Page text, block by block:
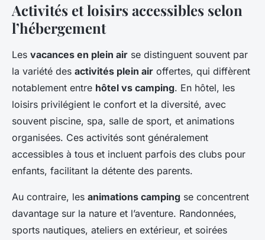
Activités et loisirs accessibles selon
l’hébergement
Les vacances en plein air se distinguent souvent par
la variété des activités plein air offertes, qui diffèrent
notablement entre hôtel vs camping. En hôtel, les
loisirs privilégient le confort et la diversité, avec
souvent piscine, spa, salle de sport, et animations
organisées. Ces activités sont généralement
accessibles à tous et incluent parfois des clubs pour
enfants, facilitant la détente des parents.
Au contraire, les animations camping se concentrent
davantage sur la nature et l’aventure. Randonnées,
sports nautiques, ateliers en extérieur, et soirées